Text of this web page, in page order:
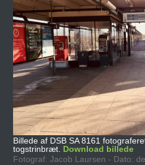
Billede af DSB SA 8161
togstrinbræt. Download billede
Fotograf: Jacob Laursen - Dato: